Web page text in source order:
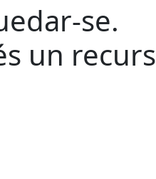
se.
un recurs